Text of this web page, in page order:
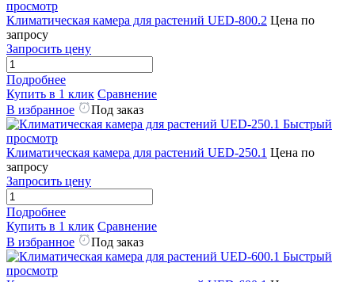
просмотр
Климатическая камера для растений UED-800.2 Цена по
запросу
Запросить цену
Подробнее
Купить в 1 клик Сравнение
В избранное
Под заказ
Быстрый
просмотр
Климатическая камера для растений UED-250.1 Цена по
запросу
Запросить цену
Подробнее
Купить в 1 клик Сравнение
В избранное
Под заказ
Быстрый
просмотр